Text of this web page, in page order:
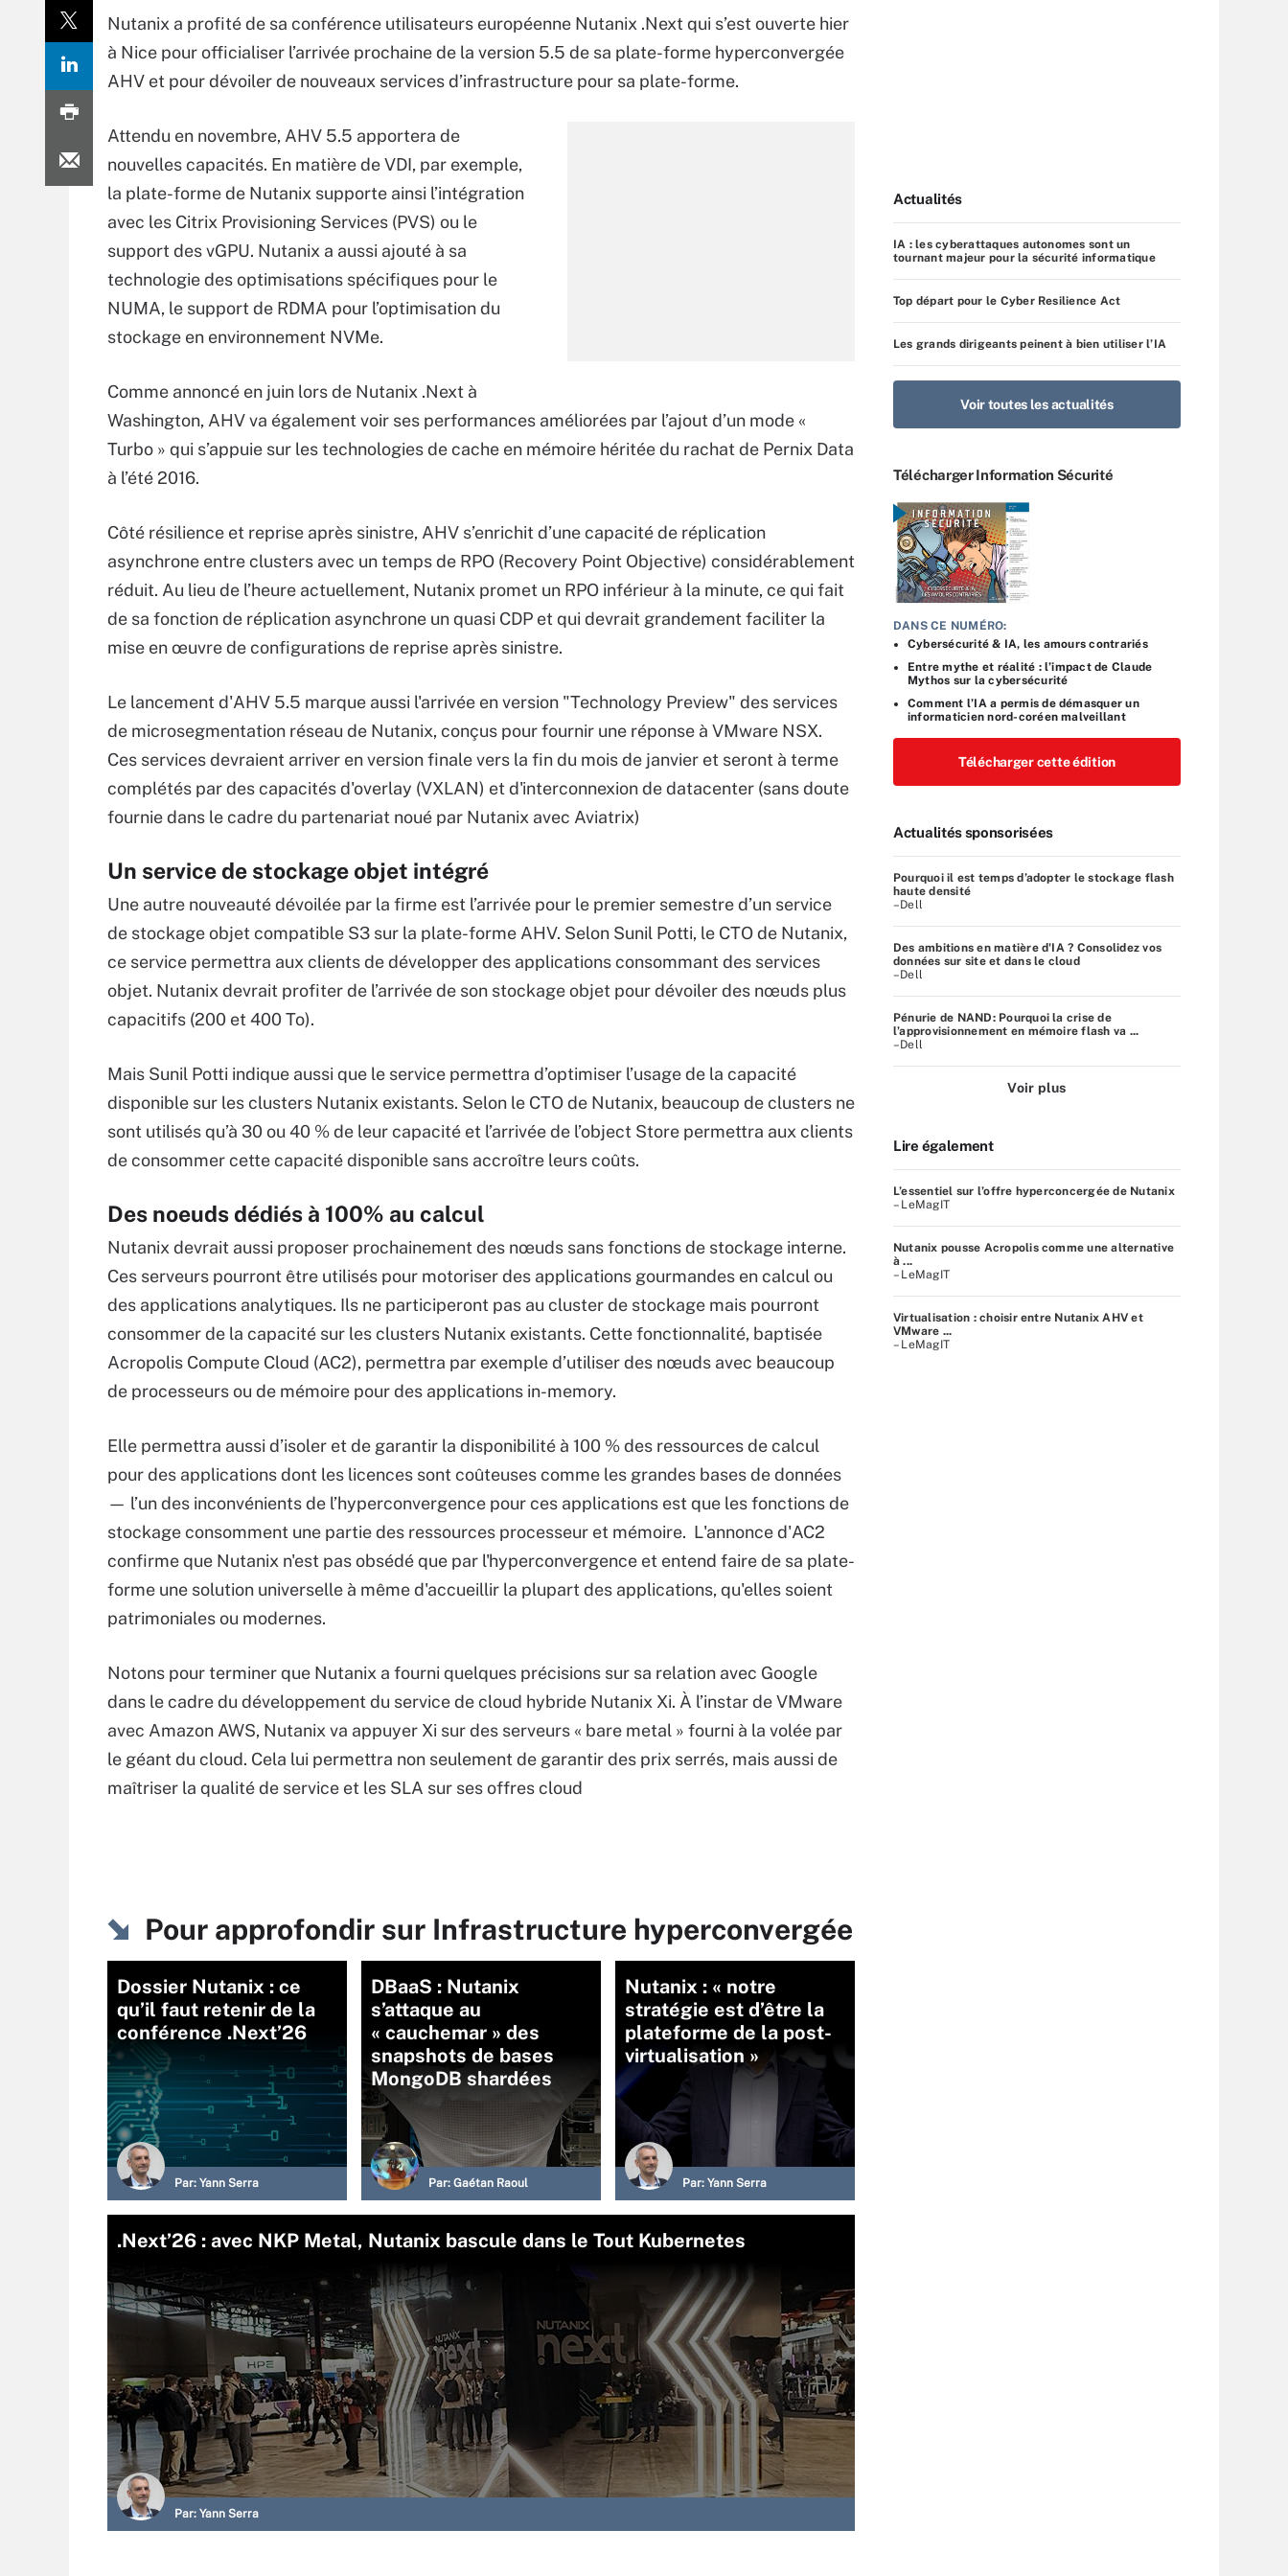
Nutanix a profité de sa conférence utilisateurs européenne Nutanix .Next qui s’est ouverte hier
à Nice pour officialiser l’arrivée prochaine de la version 5.5 de sa plate-forme hyperconvergée
AHV et pour dévoiler de nouveaux services d’infrastructure pour sa plate-forme.
Attendu en novembre, AHV 5.5 apportera de
nouvelles capacités. En matière de VDI, par exemple,
la plate-forme de Nutanix supporte ainsi l’intégration
avec les Citrix Provisioning Services (PVS) ou le
support des vGPU. Nutanix a aussi ajouté à sa
technologie des optimisations spécifiques pour le
NUMA, le support de RDMA pour l’optimisation du
stockage en environnement NVMe.
Comme annoncé en juin lors de Nutanix .Next à
Washington, AHV va également voir ses performances améliorées par l’ajout d’un mode «
Turbo » qui s’appuie sur les technologies de cache en mémoire héritée du rachat de Pernix Data
à l’été 2016.
Côté résilience et reprise après sinistre, AHV s’enrichit d’une capacité de réplication
asynchrone entre clusters avec un temps de RPO (Recovery Point Objective) considérablement
réduit. Au lieu de l’heure actuellement, Nutanix promet un RPO inférieur à la minute, ce qui fait
de sa fonction de réplication asynchrone un quasi CDP et qui devrait grandement faciliter la
mise en œuvre de configurations de reprise après sinistre.
Le lancement d'AHV 5.5 marque aussi l'arrivée en version "Technology Preview" des services
de microsegmentation réseau de Nutanix, conçus pour fournir une réponse à VMware NSX.
Ces services devraient arriver en version finale vers la fin du mois de janvier et seront à terme
complétés par des capacités d'overlay (VXLAN) et d'interconnexion de datacenter (sans doute
fournie dans le cadre du partenariat noué par Nutanix avec Aviatrix)
Un service de stockage objet intégré
Une autre nouveauté dévoilée par la firme est l’arrivée pour le premier semestre d’un service
de stockage objet compatible S3 sur la plate-forme AHV. Selon Sunil Potti, le CTO de Nutanix,
ce service permettra aux clients de développer des applications consommant des services
objet. Nutanix devrait profiter de l’arrivée de son stockage objet pour dévoiler des nœuds plus
capacitifs (200 et 400 To).
Mais Sunil Potti indique aussi que le service permettra d’optimiser l’usage de la capacité
disponible sur les clusters Nutanix existants. Selon le CTO de Nutanix, beaucoup de clusters ne
sont utilisés qu’à 30 ou 40 % de leur capacité et l’arrivée de l’object Store permettra aux clients
de consommer cette capacité disponible sans accroître leurs coûts.
Des noeuds dédiés à 100% au calcul
Nutanix devrait aussi proposer prochainement des nœuds sans fonctions de stockage interne.
Ces serveurs pourront être utilisés pour motoriser des applications gourmandes en calcul ou
des applications analytiques. Ils ne participeront pas au cluster de stockage mais pourront
consommer de la capacité sur les clusters Nutanix existants. Cette fonctionnalité, baptisée
Acropolis Compute Cloud (AC2), permettra par exemple d’utiliser des nœuds avec beaucoup
de processeurs ou de mémoire pour des applications in-memory.
Elle permettra aussi d’isoler et de garantir la disponibilité à 100 % des ressources de calcul
pour des applications dont les licences sont coûteuses comme les grandes bases de données
— l’un des inconvénients de l’hyperconvergence pour ces applications est que les fonctions de
stockage consomment une partie des ressources processeur et mémoire. L'annonce d'AC2
confirme que Nutanix n'est pas obsédé que par l'hyperconvergence et entend faire de sa plate-
forme une solution universelle à même d'accueillir la plupart des applications, qu'elles soient
patrimoniales ou modernes.
Notons pour terminer que Nutanix a fourni quelques précisions sur sa relation avec Google
dans le cadre du développement du service de cloud hybride Nutanix Xi. À l’instar de VMware
avec Amazon AWS, Nutanix va appuyer Xi sur des serveurs « bare metal » fourni à la volée par
le géant du cloud. Cela lui permettra non seulement de garantir des prix serrés, mais aussi de
maîtriser la qualité de service et les SLA sur ses offres cloud
Pour approfondir sur Infrastructure hyperconvergée
Dossier Nutanix : ce
qu’il faut retenir de la
conférence .Next’26
Par: Yann Serra
DBaaS : Nutanix
s’attaque au
« cauchemar » des
snapshots de bases
MongoDB shardées
Par: Gaétan Raoul
Nutanix : « notre
stratégie est d’être la
plateforme de la post-
virtualisation »
Par: Yann Serra
.Next’26 : avec NKP Metal, Nutanix bascule dans le Tout Kubernetes
Par: Yann Serra
Actualités
IA : les cyberattaques autonomes sont un
tournant majeur pour la sécurité informatique
Top départ pour le Cyber Resilience Act
Les grands dirigeants peinent à bien utiliser l’IA
Voir toutes les actualités
Télécharger Information Sécurité
DANS CE NUMÉRO:
Cybersécurité & IA, les amours contrariés
Entre mythe et réalité : l’impact de Claude
Mythos sur la cybersécurité
Comment l’IA a permis de démasquer un
informaticien nord-coréen malveillant
Télécharger cette édition
Actualités sponsorisées
Pourquoi il est temps d’adopter le stockage flash
haute densité
–Dell
Des ambitions en matière d'IA ? Consolidez vos
données sur site et dans le cloud
–Dell
Pénurie de NAND: Pourquoi la crise de
l’approvisionnement en mémoire flash va ...
–Dell
Voir plus
Lire également
L’essentiel sur l’offre hyperconcergée de Nutanix
– LeMagIT
Nutanix pousse Acropolis comme une alternative
à ...
– LeMagIT
Virtualisation : choisir entre Nutanix AHV et
VMware ...
– LeMagIT